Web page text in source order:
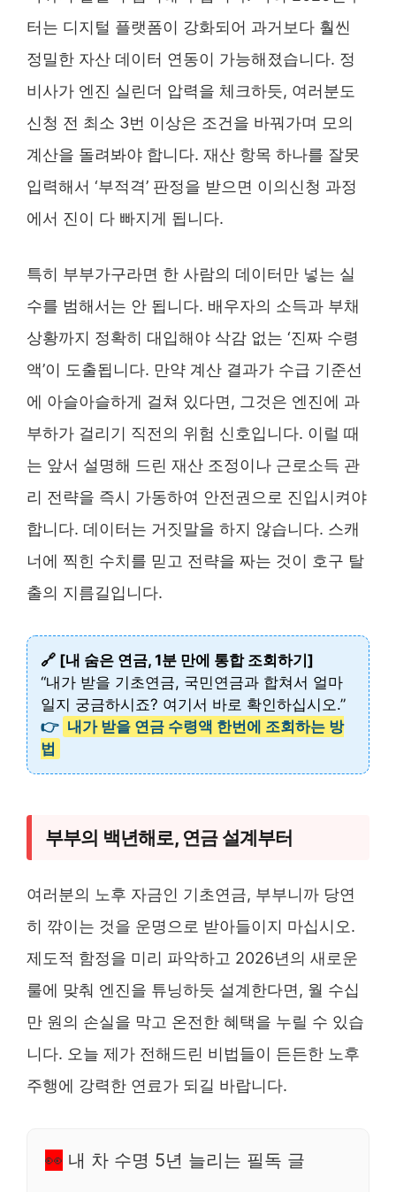
터는 디지털 플랫폼이 강화되어 과거보다 훨씬
정밀한 자산 데이터 연동이 가능해졌습니다. 정
비사가 엔진 실린더 압력을 체크하듯, 여러분도
신청 전 최소 3번 이상은 조건을 바꿔가며 모의
계산을 돌려봐야 합니다. 재산 항목 하나를 잘못
입력해서 ‘부적격’ 판정을 받으면 이의신청 과정
에서 진이 다 빠지게 됩니다.
특히 부부가구라면 한 사람의 데이터만 넣는 실
수를 범해서는 안 됩니다. 배우자의 소득과 부채
상황까지 정확히 대입해야 삭감 없는 ‘진짜 수령
액’이 도출됩니다. 만약 계산 결과가 수급 기준선
에 아슬아슬하게 걸쳐 있다면, 그것은 엔진에 과
부하가 걸리기 직전의 위험 신호입니다. 이럴 때
는 앞서 설명해 드린 재산 조정이나 근로소득 관
리 전략을 즉시 가동하여 안전권으로 진입시켜야
합니다. 데이터는 거짓말을 하지 않습니다. 스캐
너에 찍힌 수치를 믿고 전략을 짜는 것이 호구 탈
출의 지름길입니다.
🔗 [내 숨은 연금, 1분 만에 통합 조회하기]
“내가 받을 기초연금, 국민연금과 합쳐서 얼마
일지 궁금하시죠? 여기서 바로 확인하십시오.”
👉 내가 받을 연금 수령액 한번에 조회하는 방
법
부부의 백년해로, 연금 설계부터
여러분의 노후 자금인 기초연금, 부부니까 당연
히 깎이는 것을 운명으로 받아들이지 마십시오.
제도적 함정을 미리 파악하고 2026년의 새로운
룰에 맞춰 엔진을 튜닝하듯 설계한다면, 월 수십
만 원의 손실을 막고 온전한 혜택을 누릴 수 있습
니다. 오늘 제가 전해드린 비법들이 든든한 노후
주행에 강력한 연료가 되길 바랍니다.
👀 내 차 수명 5년 늘리는 필독 글